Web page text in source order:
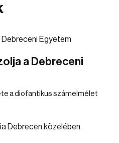
a Debreceni
a diofantikus számelmélet